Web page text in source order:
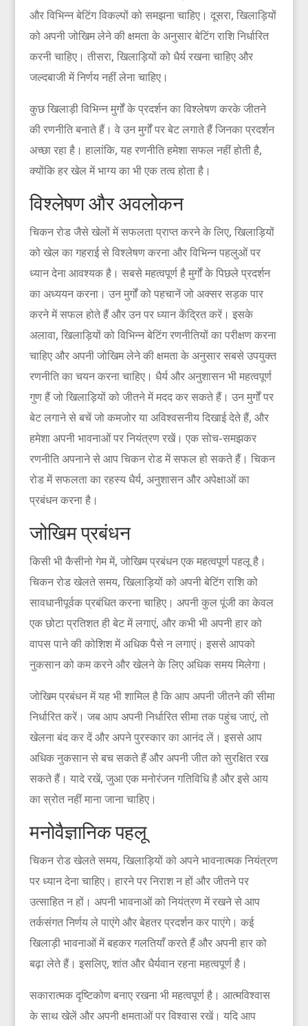
और विभिन्न बेटिंग विकल्पों को समझना चाहिए। दूसरा, खिलाड़ियों
को अपनी जोखिम लेने की क्षमता के अनुसार बेटिंग राशि निर्धारित
करनी चाहिए। तीसरा, खिलाड़ियों को धैर्य रखना चाहिए और
जल्दबाजी में निर्णय नहीं लेना चाहिए।
कुछ खिलाड़ी विभिन्न मुर्गों के प्रदर्शन का विश्लेषण करके जीतने
की रणनीति बनाते हैं। वे उन मुर्गों पर बेट लगाते हैं जिनका प्रदर्शन
अच्छा रहा है। हालांकि, यह रणनीति हमेशा सफल नहीं होती है,
क्योंकि हर खेल में भाग्य का भी एक तत्व होता है।
विश्लेषण और अवलोकन
चिकन रोड जैसे खेलों में सफलता प्राप्त करने के लिए, खिलाड़ियों
को खेल का गहराई से विश्लेषण करना और विभिन्न पहलुओं पर
ध्यान देना आवश्यक है। सबसे महत्वपूर्ण है मुर्गों के पिछले प्रदर्शन
का अध्ययन करना। उन मुर्गों को पहचानें जो अक्सर सड़क पार
करने में सफल होते हैं और उन पर ध्यान केंद्रित करें। इसके
अलावा, खिलाड़ियों को विभिन्न बेटिंग रणनीतियों का परीक्षण करना
चाहिए और अपनी जोखिम लेने की क्षमता के अनुसार सबसे उपयुक्त
रणनीति का चयन करना चाहिए। धैर्य और अनुशासन भी महत्वपूर्ण
गुण हैं जो खिलाड़ियों को जीतने में मदद कर सकते हैं। उन मुर्गों पर
बेट लगाने से बचें जो कमजोर या अविश्वसनीय दिखाई देते हैं, और
हमेशा अपनी भावनाओं पर नियंत्रण रखें। एक सोच-समझकर
रणनीति अपनाने से आप चिकन रोड में सफल हो सकते हैं। चिकन
रोड में सफलता का रहस्य धैर्य, अनुशासन और अपेक्षाओं का
प्रबंधन करना है।
जोखिम प्रबंधन
किसी भी कैसीनो गेम में, जोखिम प्रबंधन एक महत्वपूर्ण पहलू है।
चिकन रोड खेलते समय, खिलाड़ियों को अपनी बेटिंग राशि को
सावधानीपूर्वक प्रबंधित करना चाहिए। अपनी कुल पूंजी का केवल
एक छोटा प्रतिशत ही बेट में लगाएं, और कभी भी अपनी हार को
वापस पाने की कोशिश में अधिक पैसे न लगाएं। इससे आपको
नुकसान को कम करने और खेलने के लिए अधिक समय मिलेगा।
जोखिम प्रबंधन में यह भी शामिल है कि आप अपनी जीतने की सीमा
निर्धारित करें। जब आप अपनी निर्धारित सीमा तक पहुंच जाएं, तो
खेलना बंद कर दें और अपने पुरस्कार का आनंद लें। इससे आप
अधिक नुकसान से बच सकते हैं और अपनी जीत को सुरक्षित रख
सकते हैं। यादे रखें, जुआ एक मनोरंजन गतिविधि है और इसे आय
का स्रोत नहीं माना जाना चाहिए।
मनोवैज्ञानिक पहलू
चिकन रोड खेलते समय, खिलाड़ियों को अपने भावनात्मक नियंत्रण
पर ध्यान देना चाहिए। हारने पर निराश न हों और जीतने पर
उत्साहित न हों। अपनी भावनाओं को नियंत्रण में रखने से आप
तर्कसंगत निर्णय ले पाएंगे और बेहतर प्रदर्शन कर पाएंगे। कई
खिलाड़ी भावनाओं में बहकर गलतियाँ करते हैं और अपनी हार को
बढ़ा लेते हैं। इसलिए, शांत और धैर्यवान रहना महत्वपूर्ण है।
सकारात्मक दृष्टिकोण बनाए रखना भी महत्वपूर्ण है। आत्मविश्वास
के साथ खेलें और अपनी क्षमताओं पर विश्वास रखें। यदि आप